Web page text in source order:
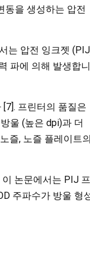
동을 생성하는 압전
는 압전 잉크젯
파에 의해 발생합니
프린터의 품질은
울 (높은 dpi)과 더
즐, 노즐 플레이트의
논문에서는 PIJ 프
주파수가 방울 형